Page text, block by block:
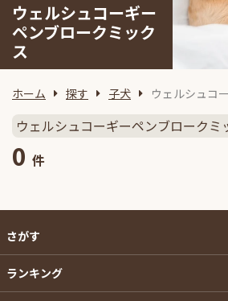
ウェルシュコーギー
ペンブロークミック
ス
ホーム 探す 子犬 ウェルシュコ
ウェルシュコーギーペンブロークミ
0 件
さがす
ランキング